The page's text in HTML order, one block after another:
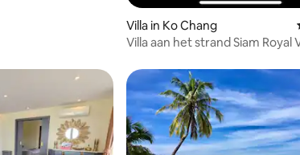
Villa in Ko Chang
Villa aan het strand Siam Royal